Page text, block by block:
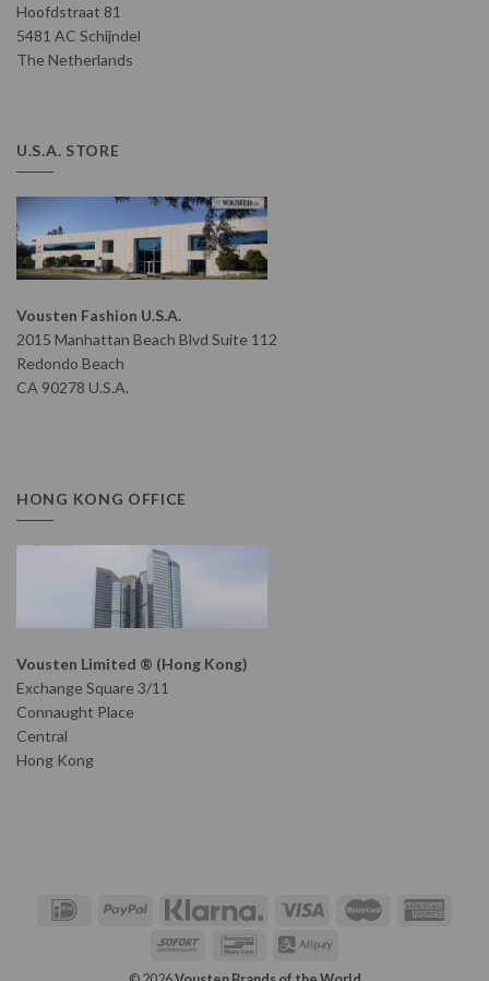
Hoofdstraat 81
5481 AC Schijndel
The Netherlands
U.S.A. STORE
Vousten Fashion U.S.A.
2015 Manhattan Beach Blvd Suite 112
Redondo Beach
CA 90278 U.S.A.
HONG KONG OFFICE
Vousten Limited ® (Hong Kong)
Exchange Square 3/11
Connaught Place
Central
Hong Kong